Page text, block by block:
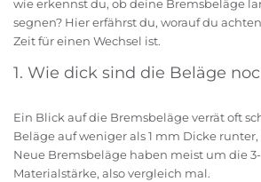
wie erkennst du, ob deine Bremsbeläge
segnen? Hier erfährst du, worauf du
Zeit für einen Wechsel ist.
1. Wie dick sind die Beläge
Ein Blick auf die Bremsbeläge verrät oft
Beläge auf weniger als 1 mm Dicke
Neue Bremsbeläge haben meist um die
Materialstärke, also vergleich mal.